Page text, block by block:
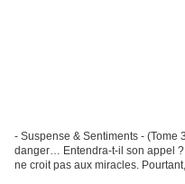
- Suspense & Sentiments - (Tome
danger… Entendra-t-il son appel
ne croit pas aux miracles.